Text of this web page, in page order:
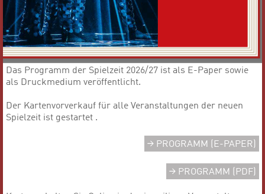
Das Programm der Spielzeit 2026/27 ist als E-Paper sowie
als Druckmedium veröffentlicht.
Der Kartenvorverkauf für alle Veranstaltungen der neuen
Spielzeit ist gestartet .
PROGRAMM (E-PAPER)
PROGRAMM (PDF)